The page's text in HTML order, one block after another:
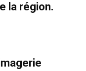
la région.